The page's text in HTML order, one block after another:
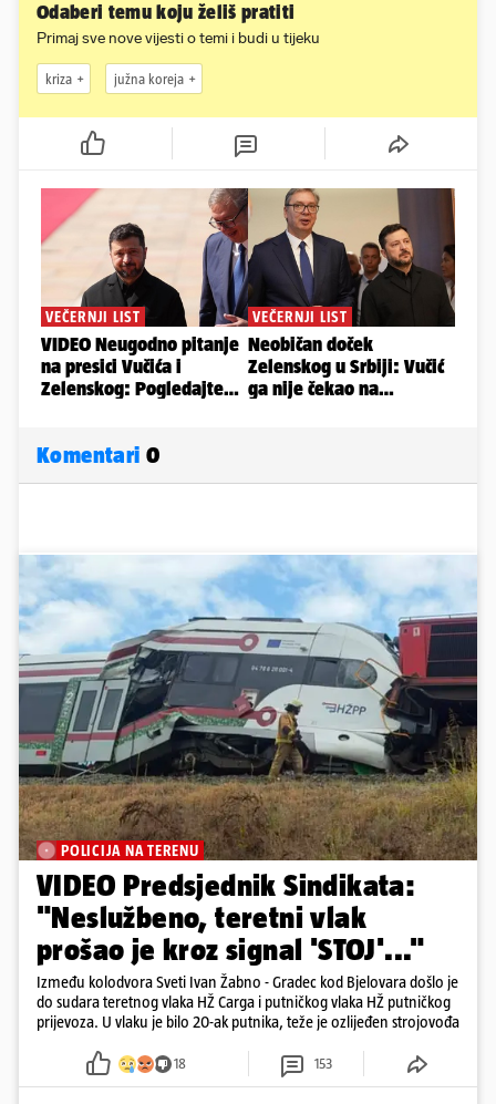
Odaberi temu koju želiš pratiti
Primaj sve nove vijesti o temi i budi u tijeku
kriza južna koreja
Komentari 0
POLICIJA NA TERENU
VIDEO Predsjednik Sindikata:
"Neslužbeno, teretni vlak
prošao je kroz signal 'STOJ'..."
Između kolodvora Sveti Ivan Žabno - Gradec kod Bjelovara došlo je
do sudara teretnog vlaka HŽ Carga i putničkog vlaka HŽ putničkog
prijevoza. U vlaku je bilo 20-ak putnika, teže je ozlijeđen strojovođa
18 153